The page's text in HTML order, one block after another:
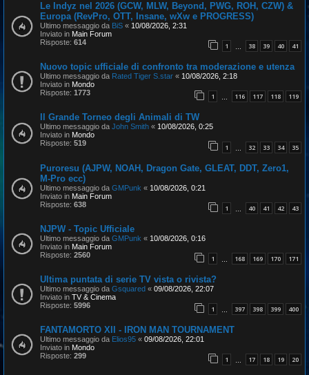
Le Indyz nel 2026 (GCW, MLW, Beyond, PWG, ROH, CZW) &
Europa (RevPro, OTT, Insane, wXw e PROGRESS)
Ultimo messaggio da BiS « 10/08/2026, 2:31
Inviato in Main Forum
Risposte: 614 1 … 38 39 40 41
Nuovo topic ufficiale di confronto tra moderazione e utenza
Ultimo messaggio da Rated Tiger S.star « 10/08/2026, 2:18
Inviato in Mondo
Risposte: 1773 1 … 116 117 118 119
Il Grande Torneo degli Animali di TW
Ultimo messaggio da John Smith « 10/08/2026, 0:25
Inviato in Mondo
Risposte: 519 1 32 33 34 35
Puroresu (AJPW, NOAH, Dragon Gate, GLEAT, DDT, Zero1,
M-Pro ecc)
Ultimo messaggio da GMPunk « 10/08/2026, 0:21
Inviato in Main Forum
Risposte: 638 1 40 41 42 43
NJPW - Topic Ufficiale
Ultimo messaggio da GMPunk « 10/08/2026, 0:16
Inviato in Main Forum
Risposte: 2560 1 168 169 170 171
Ultima puntata di serie TV vista o rivista?
Ultimo messaggio da Gsquared « 09/08/2026, 22:07
Inviato in TV & Cinema
Risposte: 5996 1 397 398 399 400
FANTAMORTO XII - IRON MAN TOURNAMENT
Ultimo messaggio da Elios95 « 09/08/2026, 22:01
Inviato in Mondo
Risposte: 299 1 17 18 19 20